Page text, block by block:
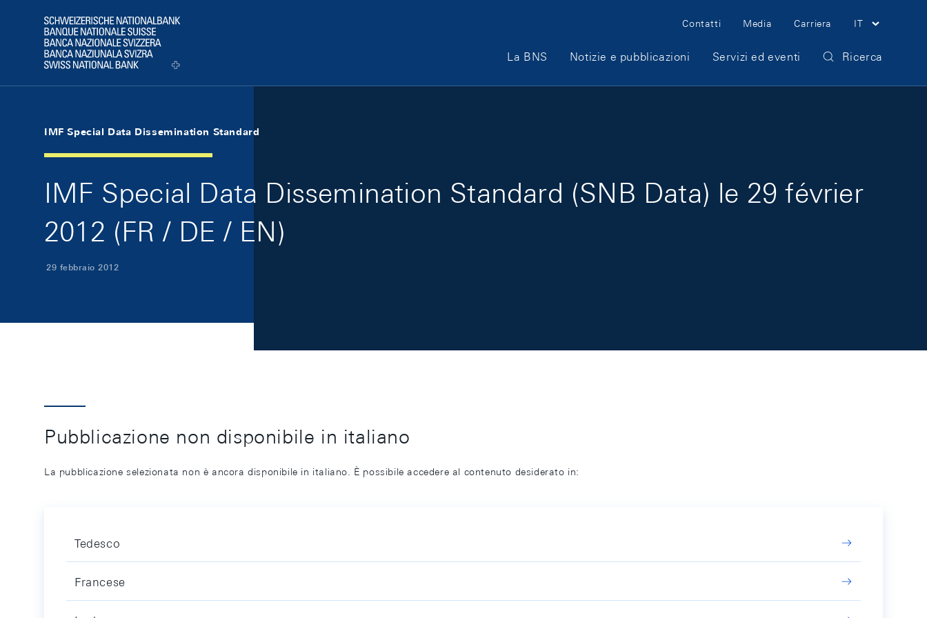
Logo
Meta Navigation
Contatti Media Carriera IT
Main Navigation
La BNS Notizie e pubblicazioni Servizi ed eventi Ricerca
IMF Special Data Dissemination Standard
IMF Special Data Dissemination Standard (SNB Data) le 29 février
2012 (FR / DE / EN)
29 febbraio 2012
Pubblicazione non disponibile in italiano
La pubblicazione selezionata non è ancora disponibile in italiano. È possibile accedere al contenuto desiderato in:
Tedesco
Francese